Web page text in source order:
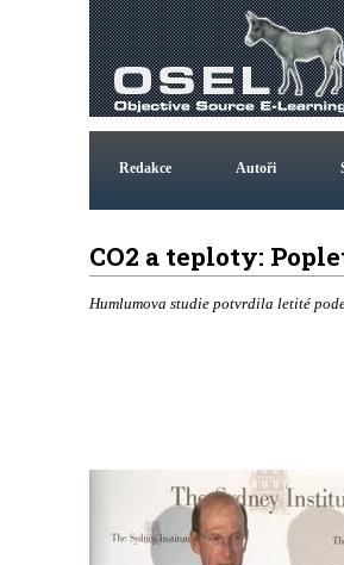
Redakce Autoři
CO2 a teploty:
Humlumova studie potvrdila letité